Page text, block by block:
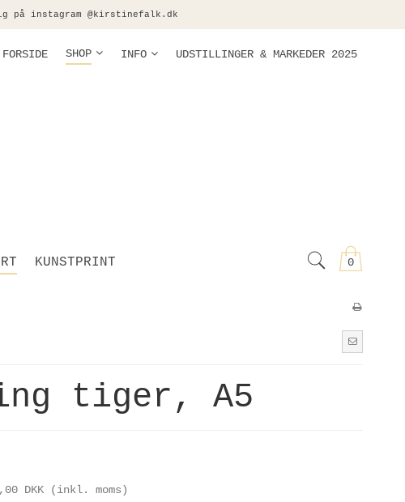
på instagram @kirstinefalk.dk
FORSIDE SHOP INFO UDSTILLINGER & MARKEDER 2025
0
KUNSTPRINT
tiger, A5
DKK
(inkl. moms)